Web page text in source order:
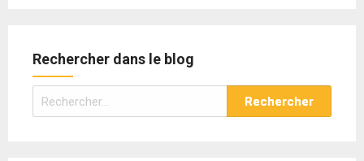
Rechercher dans le blog
Rechercher :